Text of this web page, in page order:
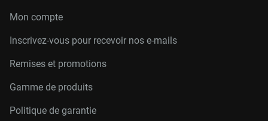
Mon compte
Inscrivez-vous pour recevoir nos e-mails
Remises et promotions
Gamme de produits
Politique de garantie